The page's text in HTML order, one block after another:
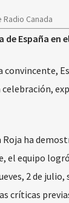
Radio Canada
España en
ha
el equipo
2 de
críticas